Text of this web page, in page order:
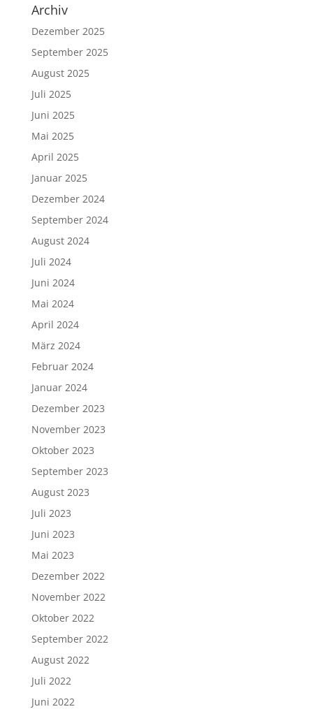
Archiv
Dezember 2025
September 2025
August 2025
Juli 2025
Juni 2025
Mai 2025
April 2025
Januar 2025
Dezember 2024
September 2024
August 2024
Juli 2024
Juni 2024
Mai 2024
April 2024
März 2024
Februar 2024
Januar 2024
Dezember 2023
November 2023
Oktober 2023
September 2023
August 2023
Juli 2023
Juni 2023
Mai 2023
Dezember 2022
November 2022
Oktober 2022
September 2022
August 2022
Juli 2022
Juni 2022